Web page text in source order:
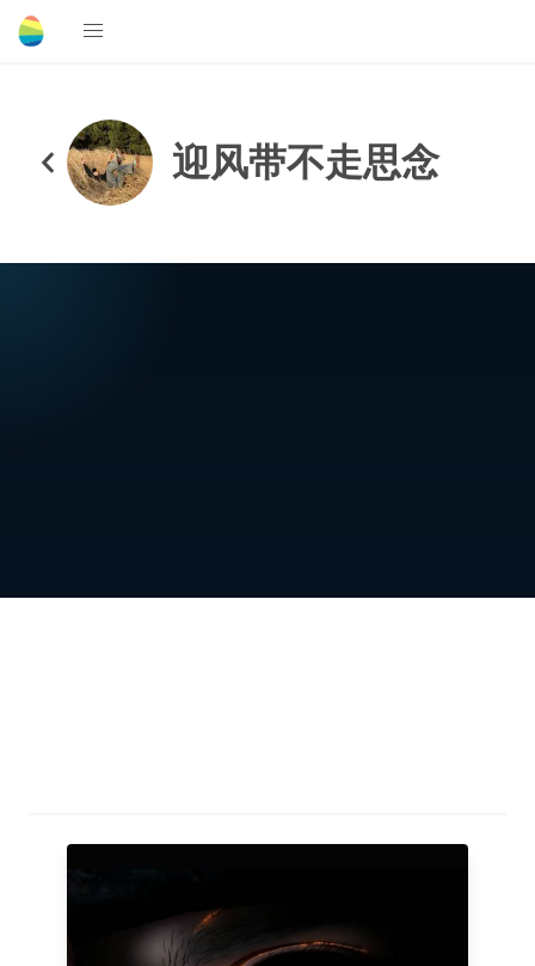
迎风带不走思念